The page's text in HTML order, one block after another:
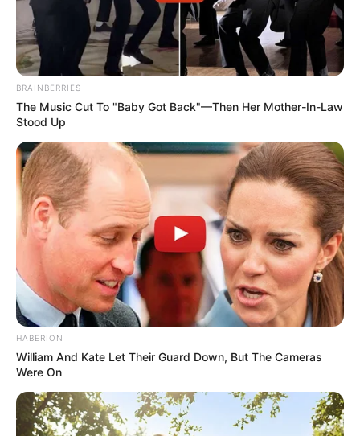
BRAINBERRIES
The Music Cut To "Baby Got Back"—Then Her Mother-In-Law
Stood Up
HABERION
William And Kate Let Their Guard Down, But The Cameras
Were On